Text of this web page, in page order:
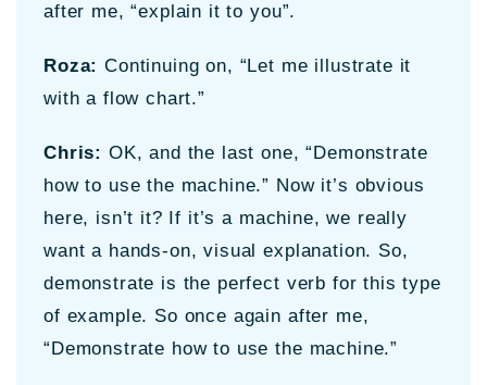
after me, “explain it to you”.
Roza: Continuing on, “Let me illustrate it
with a flow chart.”
Chris: OK, and the last one, “Demonstrate
how to use the machine.” Now it’s obvious
here, isn’t it? If it’s a machine, we really
want a hands-on, visual explanation. So,
demonstrate is the perfect verb for this type
of example. So once again after me,
“Demonstrate how to use the machine.”